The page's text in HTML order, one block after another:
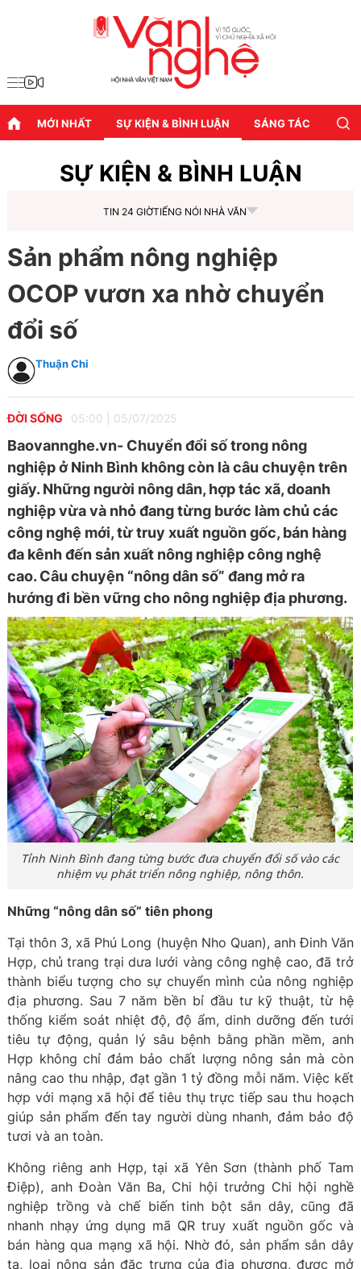
MỚI NHẤT SỰ KIỆN & BÌNH LUẬN SÁNG TÁC
SỰ KIỆN & BÌNH LUẬN
TIN 24 GIỜTIẾNG NÓI NHÀ VĂN
Sản phẩm nông nghiệp
OCOP vươn xa nhờ chuyển
đổi số
Thuận Chi
ĐỜI SỐNG 05:00 05/07/2025
Baovannghe.vn- Chuyển đổi số trong nông
nghiệp ở Ninh Bình không còn là câu chuyện trên
giấy. Những người nông dân, hợp tác xã, doanh
nghiệp vừa và nhỏ đang từng bước làm chủ các
công nghệ mới, từ truy xuất nguồn gốc, bán hàng
đa kênh đến sản xuất nông nghiệp công nghệ
cao. Câu chuyện “nông dân số” đang mở ra
hướng đi bền vững cho nông nghiệp địa phương.
Tỉnh Ninh Bình đang từng bước đưa chuyển đổi số vào các
nhiệm vụ phát triển nông nghiệp, nông thôn.
Những “nông dân số” tiên phong
Tại thôn 3, xã Phú Long (huyện Nho Quan), anh Đinh Văn
Hợp, chủ trang trại dưa lưới vàng công nghệ cao, đã trở
thành biểu tượng cho sự chuyển mình của nông nghiệp
địa phương. Sau 7 năm bền bỉ đầu tư kỹ thuật, từ hệ
thống kiểm soát nhiệt độ, độ ẩm, dinh dưỡng đến tưới
tiêu tự động, quản lý sâu bệnh bằng phần mềm, anh
Hợp không chỉ đảm bảo chất lượng nông sản mà còn
nâng cao thu nhập, đạt gần 1 tỷ đồng mỗi năm. Việc kết
hợp với mạng xã hội để tiêu thụ trực tiếp sau thu hoạch
giúp sản phẩm đến tay người dùng nhanh, đảm bảo độ
tươi và an toàn.
Không riêng anh Hợp, tại xã Yên Sơn (thành phố Tam
Điệp), anh Đoàn Văn Ba, Chi hội trưởng Chi hội nghề
nghiệp trồng và chế biến tinh bột sắn dây, cũng đã
nhanh nhạy ứng dụng mã QR truy xuất nguồn gốc và
bán hàng qua mạng xã hội. Nhờ đó, sản phẩm sắn dây
ta, loại nông sản đặc trưng của địa phương, được mở